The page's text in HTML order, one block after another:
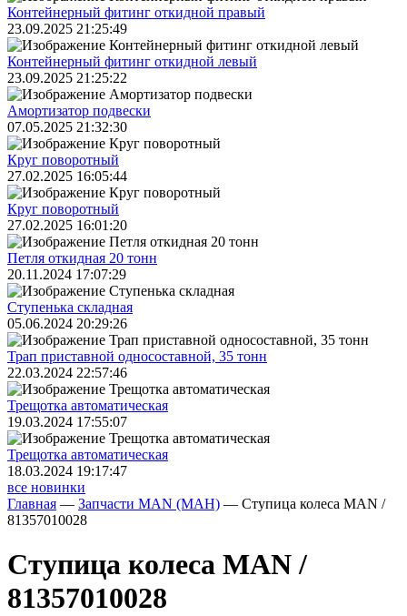
Контейнерный фитинг откидной правый
23.09.2025 21:25:49
Контейнерный фитинг откидной левый
23.09.2025 21:25:22
Амортизатор подвески
07.05.2025 21:32:30
Круг поворотный
27.02.2025 16:05:44
Круг поворотный
27.02.2025 16:01:20
Петля откидная 20 тонн
20.11.2024 17:07:29
Ступенька складная
05.06.2024 20:29:26
Трап приставной односоставной, 35 тонн
22.03.2024 22:57:46
Трещoтка автоматическая
19.03.2024 17:55:07
Трещoтка автоматическая
18.03.2024 19:17:47
все новинки
Главная — Запчасти MAN (МАН) — Ступица колеса MAN /
81357010028
Ступица колеса MAN /
81357010028